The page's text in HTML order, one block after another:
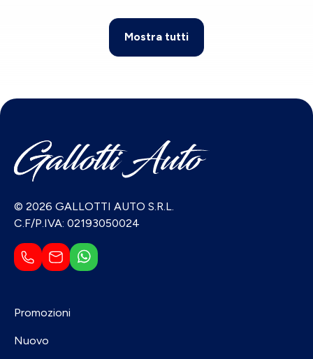
Mostra tutti
© 2026 GALLOTTI AUTO S.R.L.
C.F/P.IVA: 02193050024
Promozioni
Nuovo